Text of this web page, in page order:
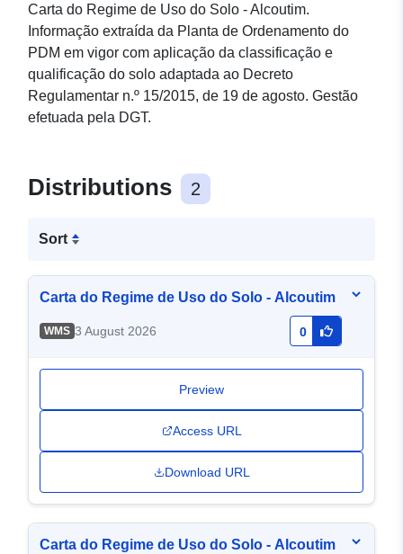
Carta do Regime de Uso do Solo - Alcoutim.
Informação extraída da Planta de Ordenamento do
PDM em vigor com aplicação da classificação e
qualificação do solo adaptada ao Decreto
Regulamentar n.º 15/2015, de 19 de agosto. Gestão
efetuada pela DGT.
Distributions 2
Sort
Carta do Regime de Uso do Solo - Alcoutim
WMS 3 August 2026 0
Preview
Access URL
Download URL
Carta do Regime de Uso do Solo - Alcoutim